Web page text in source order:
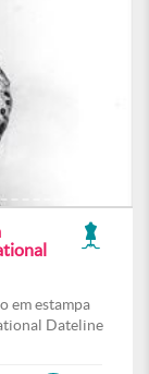
em estampa
Dateline